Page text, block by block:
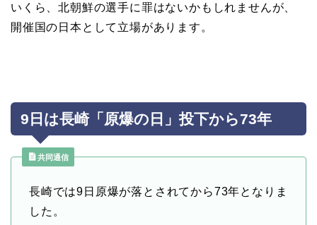
いくら、北朝鮮の選手に罪はないかもしれませんが、
開催国の日本として立場があります。
9日は長崎「原爆の日」投下から73年
共同通信
長崎では9日原爆が落とされてから73年となりま
した。